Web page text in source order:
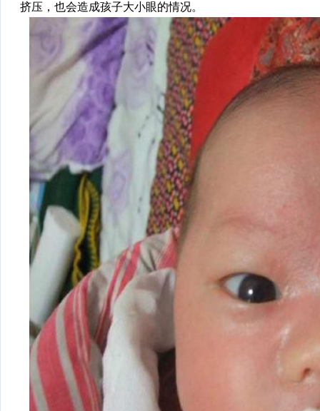
挤压，也会造成孩子大小眼的情况。